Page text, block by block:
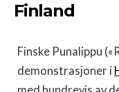
Finland
Finske Punalippu
demonstrasjoner i